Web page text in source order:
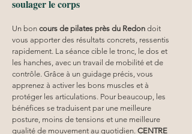
soulager le corps
Un bon cours de pilates près du Redon doit
vous apporter des résultats concrets, ressentis
rapidement. La séance cible le tronc, le dos et
les hanches, avec un travail de mobilité et de
contrôle. Grâce à un guidage précis, vous
apprenez à activer les bons muscles et à
protéger les articulations. Pour beaucoup, les
bénéfices se traduisent par une meilleure
posture, moins de tensions et une meilleure
qualité de mouvement au quotidien. CENTRE